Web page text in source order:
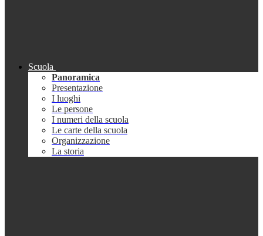
Scuola
Panoramica
Presentazione
I luoghi
Le persone
I numeri della scuola
Le carte della scuola
Organizzazione
La storia